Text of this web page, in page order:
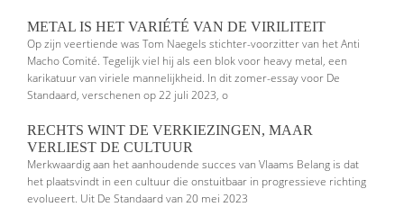
METAL IS HET VARIÉTÉ VAN DE VIRILITEIT
Op zijn veertiende was Tom Naegels stichter-voorzitter van het Anti
Macho Comité. Tegelijk viel hij als een blok voor heavy metal, een
karikatuur van viriele mannelijkheid. In dit zomer-essay voor De
Standaard, verschenen op 22 juli 2023, o
RECHTS WINT DE VERKIEZINGEN, MAAR
VERLIEST DE CULTUUR
Merkwaardig aan het aanhoudende succes van Vlaams Belang is dat
het plaatsvindt in een cultuur die onstuitbaar in progressieve richting
evolueert. Uit De Standaard van 20 mei 2023